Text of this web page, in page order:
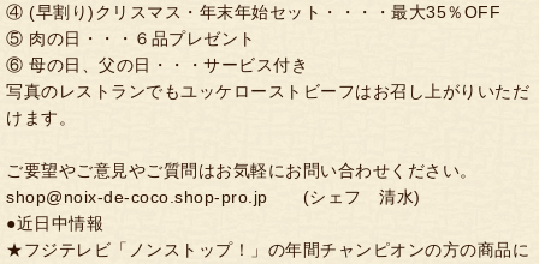
④ (早割り)クリスマス・年末年始セット・・・・最大35％OFF
⑤ 肉の日・・・６品プレゼント
⑥ 母の日、父の日・・・サービス付き
写真のレストランでもユッケローストビーフはお召し上がりいただ
けます。
ご要望やご意見やご質問はお気軽にお問い合わせください。
shop@noix-de-coco.shop-pro.jp (シェフ 清水)
●近日中情報
★フジテレビ「ノンストップ！」の年間チャンピオンの方の商品に